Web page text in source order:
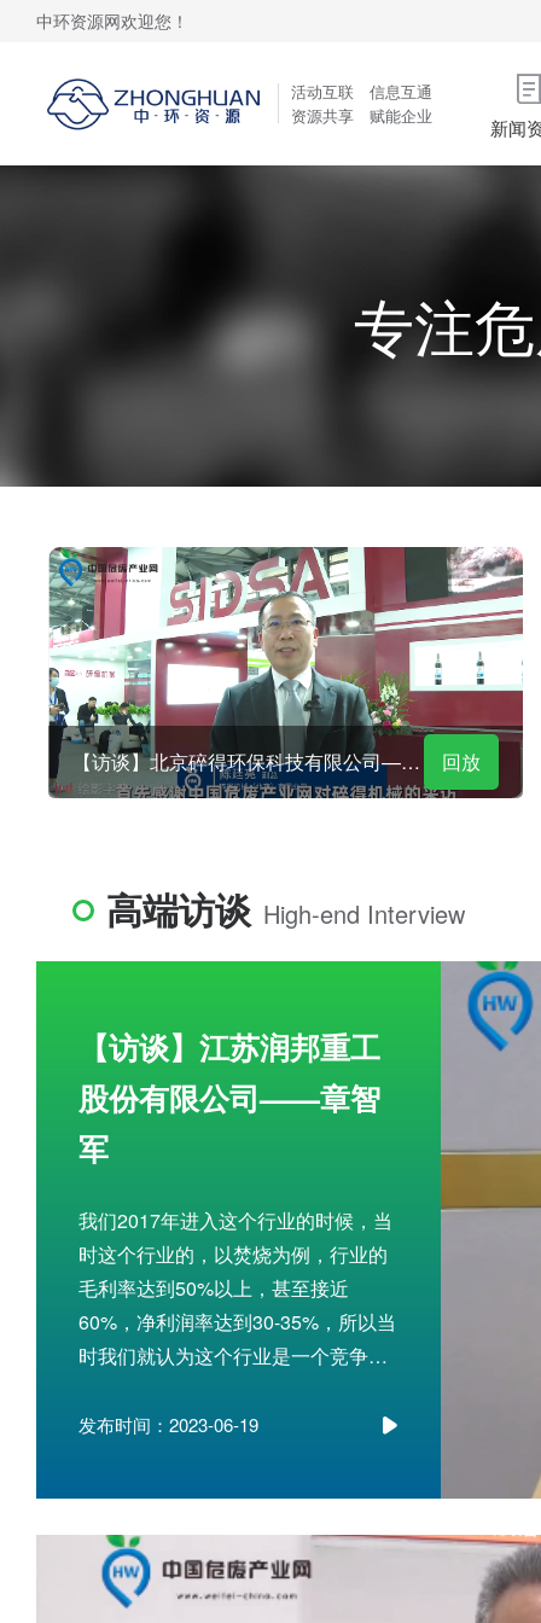
中环资源网欢迎您！
活动互联 信息互通
资源共享 赋能企业
新闻
专注
【访谈】北京碎得环保科技有限公司——陈廷亮 回放
高端访谈 High-end Interview
【访谈】江苏润邦重工
股份有限公司——章智
军
我们2017年进入这个行业的时候，当
时这个行业的，以焚烧为例，行业的
毛利率达到50%以上，甚至接近
60%，净利润率达到30-35%，所以当
时我们就认为这个行业是一个竞争不
利率特别高，我们当时预期呢，因为
发布时间：2023-06-19